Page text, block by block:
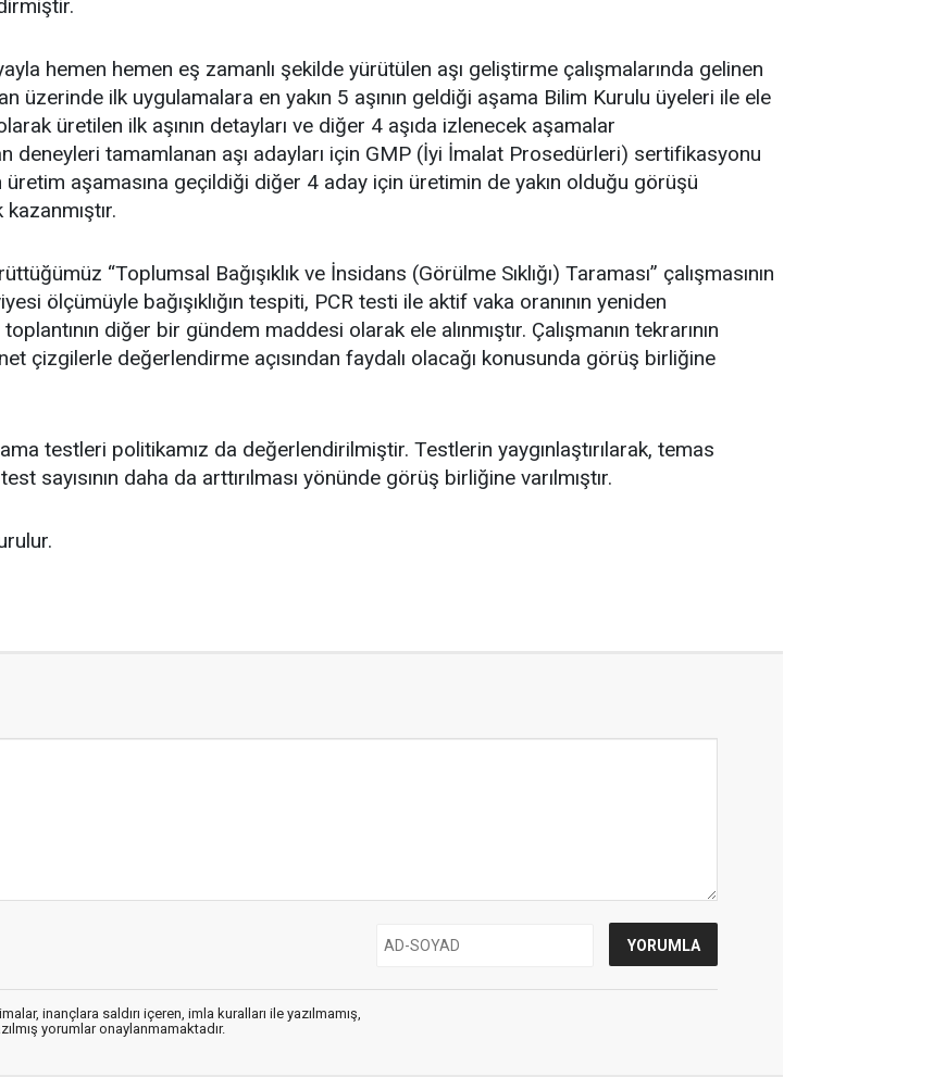
hemen hemen eş zamanlı şekilde yürütülen aşı geliştirme çalışmalarında gelinen
üzerinde ilk uygulamalara en yakın 5 aşının geldiği aşama Bilim Kurulu üyeleri ile ele
üretilen ilk aşının detayları ve diğer 4 aşıda izlenecek aşamalar
deneyleri tamamlanan aşı adayları için GMP (İyi İmalat Prosedürleri) sertifikasyonu
üretim aşamasına geçildiği diğer 4 aday için üretimin de yakın olduğu görüşü
“Toplumsal Bağışıklık ve İnsidans (Görülme Sıklığı) Taraması” çalışmasının
ölçümüyle bağışıklığın tespiti, PCR testi ile aktif vaka oranının yeniden
diğer bir gündem maddesi olarak ele alınmıştır. Çalışmanın tekrarının
çizgilerle değerlendirme açısından faydalı olacağı konusunda görüş birliğine
testleri politikamız da değerlendirilmiştir. Testlerin yaygınlaştırılarak, temas
sayısının daha da arttırılması yönünde görüş birliğine varılmıştır.
inançlara saldırı içeren, imla kuralları ile yazılmamış,
yorumlar onaylanmamaktadır.